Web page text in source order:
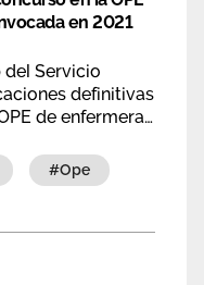
en 2021
del Servicio
definitivas
de enfermeras
#ope